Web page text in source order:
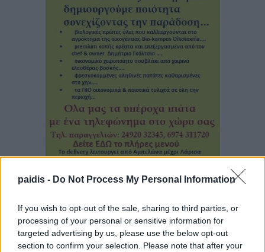
paidis - Do Not Process My Personal Information
If you wish to opt-out of the sale, sharing to third parties, or
processing of your personal or sensitive information for
targeted advertising by us, please use the below opt-out
section to confirm your selection. Please note that after your
▌ΤΕΛΕΥΤΑΙΑ ΝΕΑ